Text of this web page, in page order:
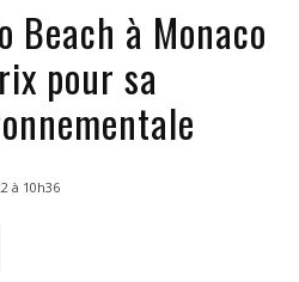
Beach à Monaco
pour sa
à 10h36